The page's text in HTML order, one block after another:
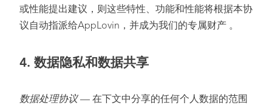
或性能提出建议，则这些特性、功能和性能将根据本协
议自动指派给AppLovin，并成为我们的专属财产 。
4. 数据隐私和数据共享
数据处理协议— 在下文中分享的任何个人数据的范围